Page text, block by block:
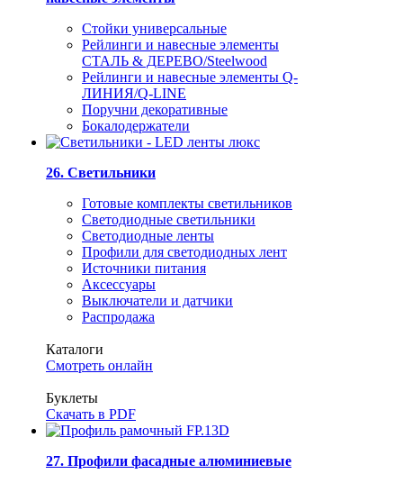
Стойки универсальные
Рейлинги и навесные элементы
СТАЛЬ & ДЕРЕВО/Steelwood
Рейлинги и навесные элементы Q-
ЛИНИЯ/Q-LINE
Поручни декоративные
Бокалодержатели
26. Светильники
Готовые комплекты светильников
Светодиодные светильники
Светодиодные ленты
Профили для светодиодных лент
Источники питания
Аксессуары
Выключатели и датчики
Распродажа
Каталоги
Смотреть онлайн
Буклеты
Скачать в PDF
27. Профили фасадные алюминиевые